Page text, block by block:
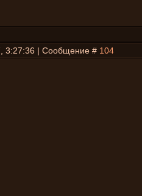
3:27:36 | Сообщение # 104